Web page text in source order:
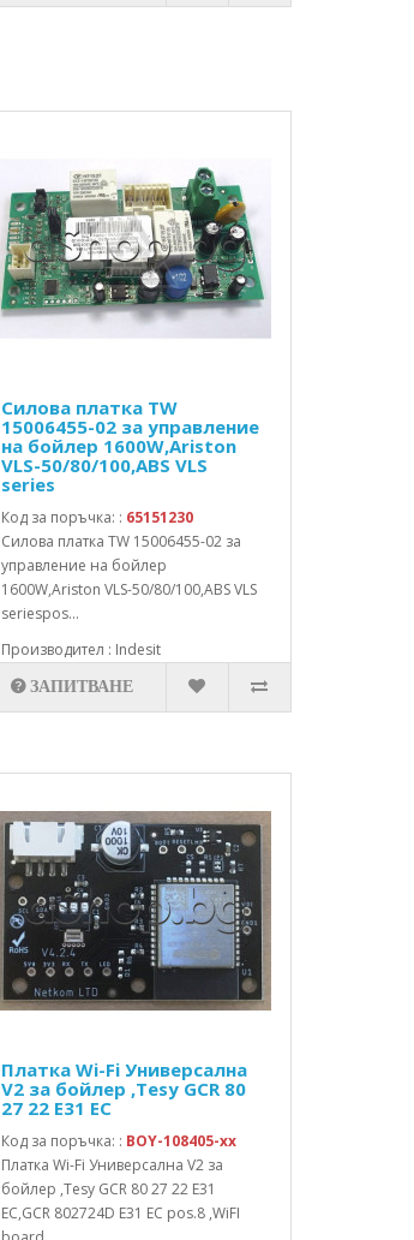
Силова платка TW
15006455-02 за управление
на бойлер 1600W,Ariston
VLS-50/80/100,ABS VLS
series
Код за поръчка: : 65151230
Силова платка TW 15006455-02 за
управление на бойлер
1600W,Ariston VLS-50/80/100,ABS VLS
seriespos...
Производител : Indesit
ЗАПИТВАНЕ
Платка Wi-Fi Универсална
V2 за бойлер ,Tesy GCR 80
27 22 E31 EC
Код за поръчка: : BOY-108405-xx
Платка Wi-Fi Универсална V2 за
бойлер ,Tesy GCR 80 27 22 E31
EC,GCR 802724D E31 EC pos.8 ,WiFI